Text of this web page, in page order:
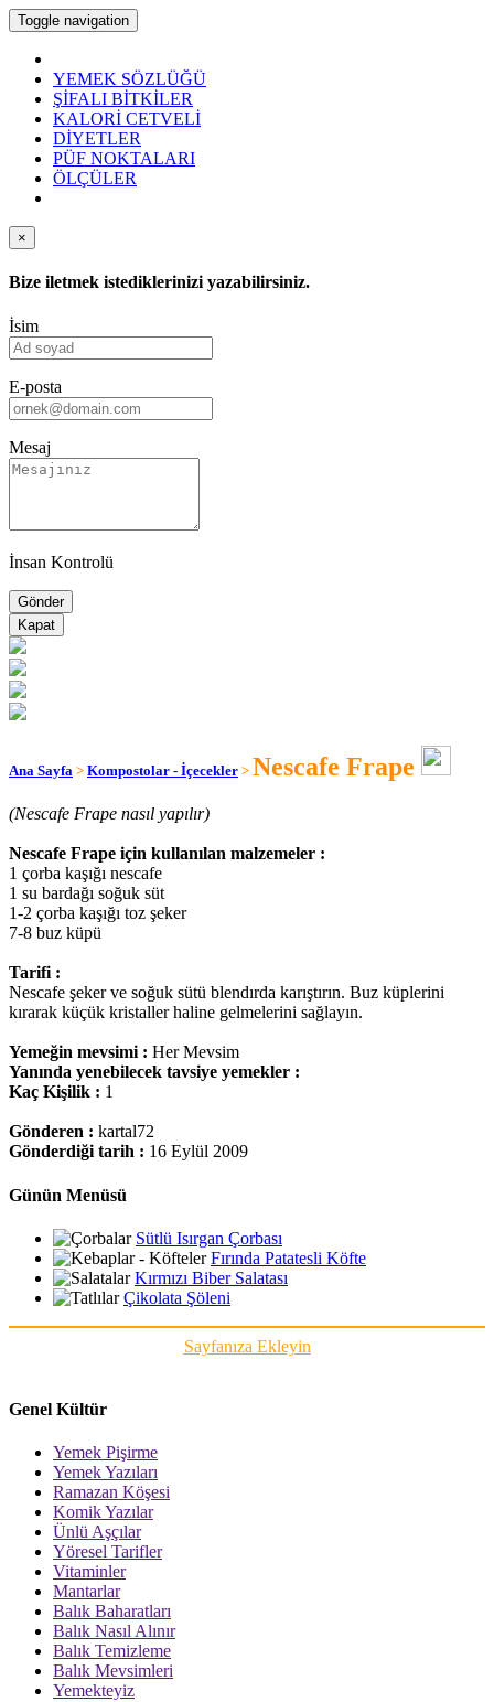
Toggle navigation
YEMEK SÖZLÜĞÜ
ŞİFALI BİTKİLER
KALORİ CETVELİ
DİYETLER
PÜF NOKTALARI
ÖLÇÜLER
×
Bize iletmek istediklerinizi yazabilirsiniz.
İsim
E-posta
Mesaj
İnsan Kontrolü
Kapat
Ana Sayfa > Kompostolar - İçecekler > Nescafe Frape
(Nescafe Frape nasıl yapılır)
Nescafe Frape için kullanılan malzemeler :
1 çorba kaşığı nescafe
1 su bardağı soğuk süt
1-2 çorba kaşığı toz şeker
7-8 buz küpü
Tarifi :
Nescafe şeker ve soğuk sütü blendırda karıştırın. Buz küplerini
kırarak küçük kristaller haline gelmelerini sağlayın.
Yemeğin mevsimi : Her Mevsim
Yanında yenebilecek tavsiye yemekler :
Kaç Kişilik : 1
Gönderen : kartal72
Gönderdiği tarih : 16 Eylül 2009
Günün Menüsü
Sütlü Isırgan Çorbası
Fırında Patatesli Köfte
Kırmızı Biber Salatası
Çikolata Şöleni
Sayfanıza Ekleyin
Genel Kültür
Yemek Pişirme
Yemek Yazıları
Ramazan Köşesi
Komik Yazılar
Ünlü Aşçılar
Yöresel Tarifler
Vitaminler
Mantarlar
Balık Baharatları
Balık Nasıl Alınır
Balık Temizleme
Balık Mevsimleri
Yemekteyiz